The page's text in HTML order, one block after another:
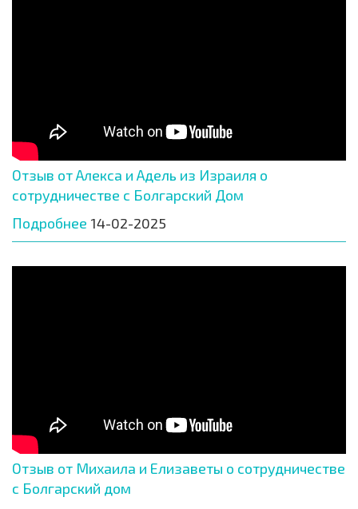
Отзыв от Алекса и Адель из Израиля о
сотрудничестве с Болгарский Дом
Подробнее 14-02-2025
Отзыв от Михаила и Елизаветы о сотрудничестве
с Болгарский дом